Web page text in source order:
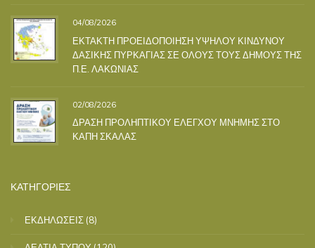
04/08/2026
ΕΚΤΑΚΤΗ ΠΡΟΕΙΔΟΠΟΙΗΣΗ ΥΨΗΛΟΥ ΚΙΝΔΥΝΟΥ
ΔΑΣΙΚΗΣ ΠΥΡΚΑΓΙΑΣ ΣΕ ΟΛΟΥΣ ΤΟΥΣ ΔΗΜΟΥΣ ΤΗΣ
Π.Ε. ΛΑΚΩΝΙΑΣ
02/08/2026
ΔΡΑΣΗ ΠΡΟΛΗΠΤΙΚΟΥ ΕΛΕΓΧΟΥ ΜΝΗΜΗΣ ΣΤΟ
ΚΑΠΗ ΣΚΑΛΑΣ
ΚΑΤΗΓΟΡΙΕΣ
ΕΚΔΗΛΩΣΕΙΣ (8)